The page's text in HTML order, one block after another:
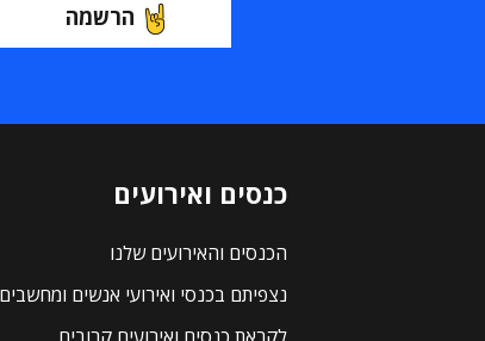
הרשמה
כנסים ואירועים
הכנסים והאירועים שלנו
נצפיתם בכנסי ואירועי אנשים ומחשבים